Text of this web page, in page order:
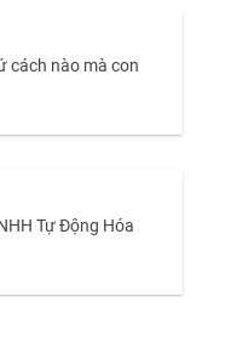
cách nào mà con
Tự Động Hóa